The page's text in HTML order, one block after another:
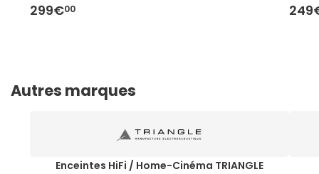
299€00
Autres marques
Enceintes HiFi / Home-Cinéma TRIANGLE